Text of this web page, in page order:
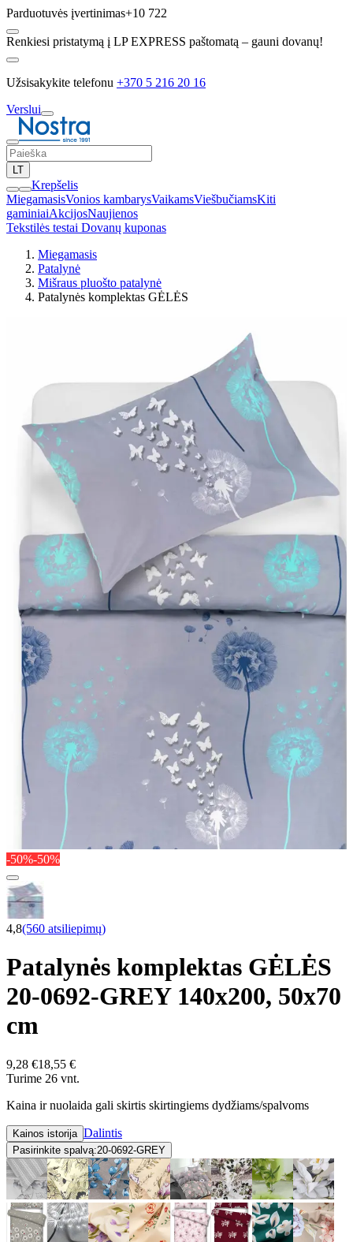
Parduotuvės įvertinimas+10 722
Renkiesi pristatymą į LP EXPRESS paštomatą – gauni dovanų!
Užsisakykite telefonu +370 5 216 20 16
Verslui
LT
Krepšelis
MiegamasisVonios kambarysVaikamsViešbučiamsKiti
gaminiaiAkcijosNaujienos
Tekstilės testai Dovanų kuponas
Miegamasis
Patalynė
Mišraus pluošto patalynė
Patalynės komplektas GĖLĖS
-50%-50%
4,8(560 atsiliepimų)
Patalynės komplektas GĖLĖS
20-0692-GREY 140x200, 50x70
cm
9,28 €18,55 €
Turime 26 vnt.
Kaina ir nuolaida gali skirtis skirtingiems dydžiams/spalvoms
Kainos istorija Dalintis
Pasirinkite spalvą:20-0692-GREY